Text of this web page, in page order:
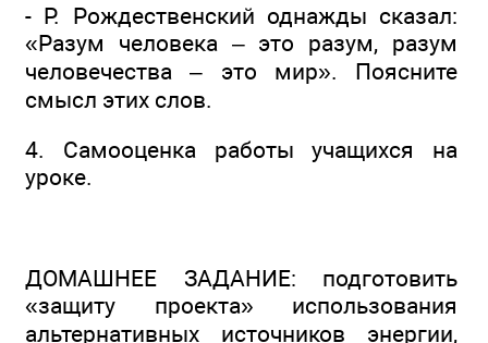
- Р. Рождественский однажды сказал:
«Разум человека – это разум, разум
человечества – это мир». Поясните
смысл этих слов.
4. Самооценка работы учащихся на
уроке.
ДОМАШНЕЕ ЗАДАНИЕ: подготовить
«защиту проекта» использования
альтернативных источников энергии,